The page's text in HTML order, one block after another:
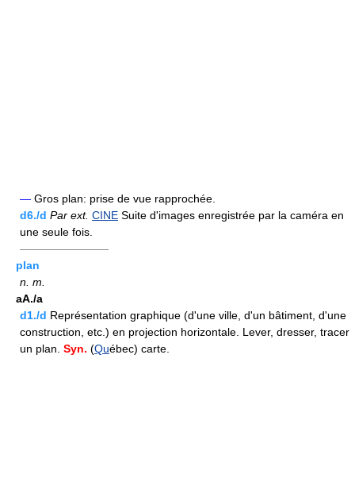
— Gros plan: prise de vue rapprochée.
d6./d Par ext. CINE Suite d'images enregistrée par la caméra en
une seule fois.
————————
plan
n. m.
aA./a
d1./d Représentation graphique (d'une ville, d'un bâtiment, d'une
construction, etc.) en projection horizontale. Lever, dresser, tracer
un plan. Syn. (Québec) carte.